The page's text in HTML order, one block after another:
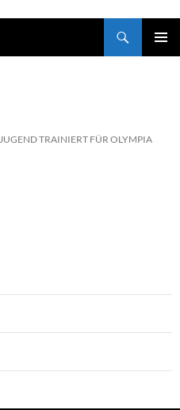
JUGEND TRAINIERT FÜR OLYMPIA